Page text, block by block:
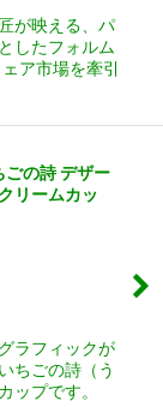
が映える、パ
したフォルム
ア市場を牽引
の詩 デザー
リームカッ
ラフィックが
ちごの詩（う
ップです。